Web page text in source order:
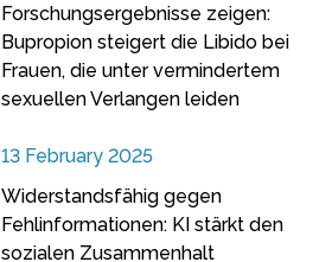
Forschungsergebnisse zeigen:
Bupropion steigert die Libido bei
Frauen, die unter vermindertem
sexuellen Verlangen leiden
13 February 2025
Widerstandsfähig gegen
Fehlinformationen: KI stärkt den
sozialen Zusammenhalt